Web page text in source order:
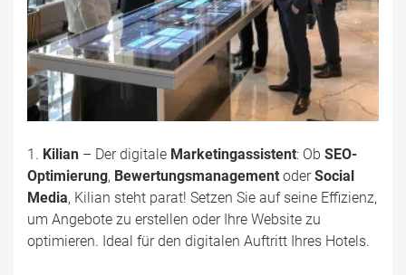
1. Kilian – Der digitale Marketingassistent: Ob SEO-
Optimierung, Bewertungsmanagement oderSocial
Media, Kilian steht parat! Setzen Sie auf seine Effizienz,
um Angebote zu erstellen oder Ihre Website zu
optimieren. Ideal für den digitalen Auftritt Ihres Hotels.